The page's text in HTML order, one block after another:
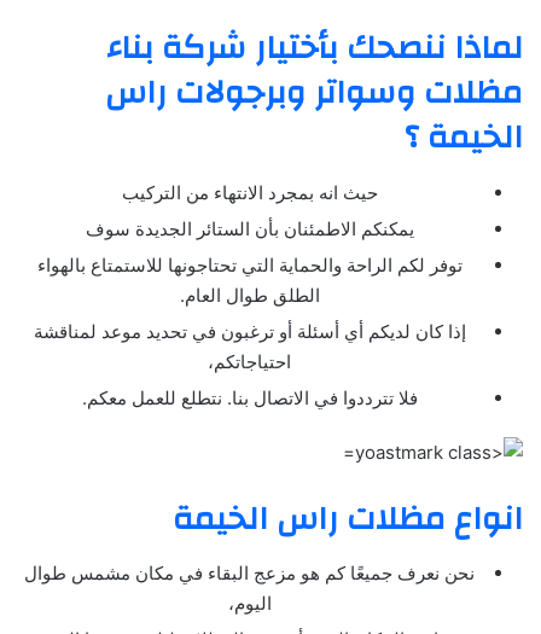
لماذا ننصحك بأختيار شركة بناء
مظلات وسواتر وبرجولات راس
الخيمة ؟
حيث انه بمجرد الانتهاء من التركيب
يمكنكم الاطمئنان بأن الستائر الجديدة سوف
توفر لكم الراحة والحماية التي تحتاجونها للاستمتاع بالهواء
الطلق طوال العام.
إذا كان لديكم أي أسئلة أو ترغبون في تحديد موعد لمناقشة
احتياجاتكم،
فلا تترددوا في الاتصال بنا. نتطلع للعمل معكم.
انواع مظلات راس الخيمة
نحن نعرف جميعًا كم هو مزعج البقاء في مكان مشمس طوال
اليوم،